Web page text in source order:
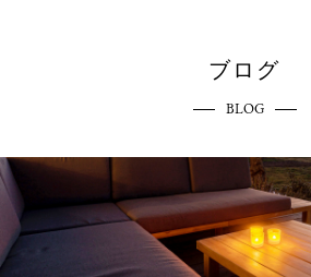
ホーム
HOME
エク
ブログ
BLOG